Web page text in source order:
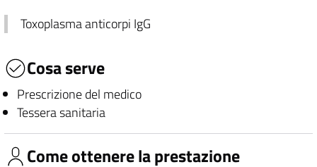
Toxoplasma anticorpi IgG
Cosa serve
Prescrizione del medico
Tessera sanitaria
Come ottenere la prestazione